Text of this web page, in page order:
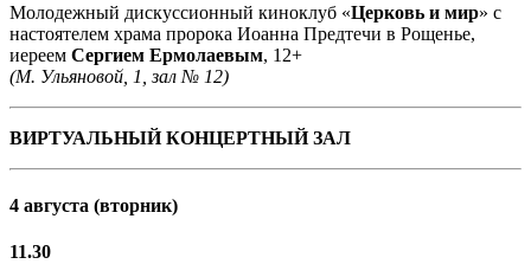
Молодежный дискуссионный киноклуб «Церковь и мир» с
настоятелем храма пророка Иоанна Предтечи в Рощенье,
иереем Сергием Ермолаевым, 12+
(М. Ульяновой, 1, зал № 12)
ВИРТУАЛЬНЫЙ КОНЦЕРТНЫЙ ЗАЛ
4 августа (вторник)
11.30